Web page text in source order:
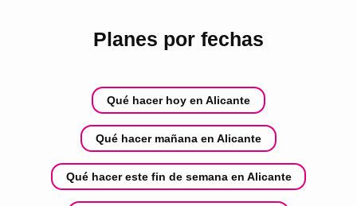
Planes por fechas
Qué hacer hoy en Alicante
Qué hacer mañana en Alicante
Qué hacer este fin de semana en Alicante